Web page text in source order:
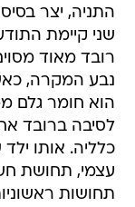
התניה, יצר
שני קיימת
רובד מאוד
נבע המקרה,
הוא חומר גלם
לסיבה ברובד
כלליה. אותו
עצמי, תחושת
תחושות